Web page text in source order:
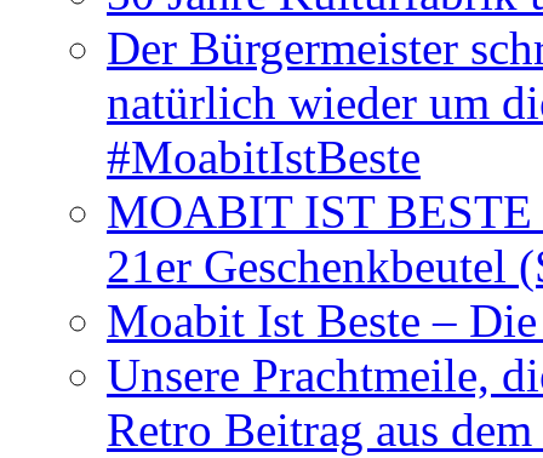
Der Bürgermeister
natürlich wieder um
#MoabitIstBeste
MOABIT IST BESTE
21er Geschenkbeutel
Moabit Ist Beste –
Unsere Prachtmeile,
Retro Beitrag aus